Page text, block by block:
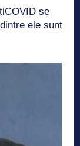
se
ele sunt